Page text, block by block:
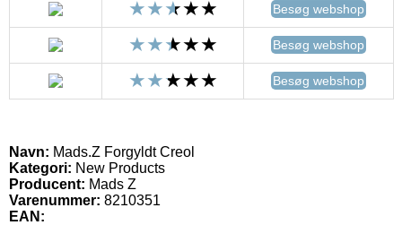
Besøg webshop
Besøg webshop
Besøg webshop
Navn: Mads.Z Forgyldt Creol
Kategori: New Products
Producent: Mads Z
Varenummer: 8210351
EAN: